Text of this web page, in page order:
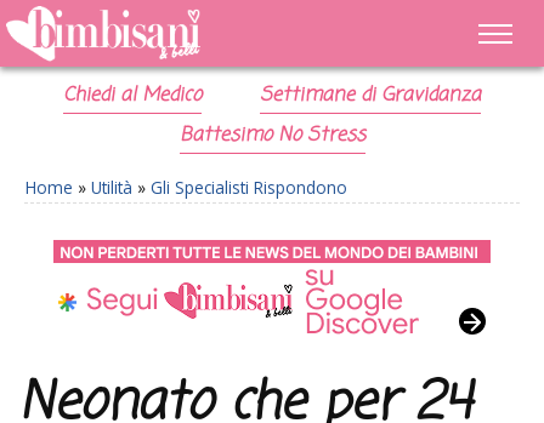
Chiedi al Medico
Settimane di Gravidanza
Battesimo No Stress
Home » Utilità » Gli Specialisti Rispondono
Neonato che per 24